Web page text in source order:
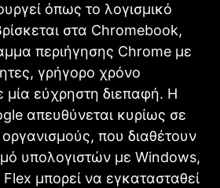
όπως το λογισμικό
στα Chromebook,
περιήγησης Chrome με
γρήγορο χρόνο
μία εύχρηστη διεπαφή. Η
απευθύνεται κυρίως σε
οργανισμούς, που διαθέτουν
υπολογιστών με Windows,
μπορεί να εγκατασταθεί